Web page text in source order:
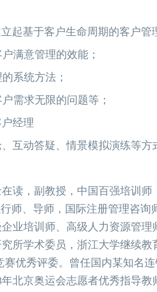
起基于客户生命周期的客户管
满意管理的效能；
系统方法；
需求无限的问题等；
经理
互动答疑、情景模拟演练等方
读，副教授，中国百强培训师
师、导师，国际注册管理咨询
业培训师、高级人力资源管理
所学术委员，浙江大学继续教
优秀评委。曾任国内某知名
北京奥运会志愿者优秀指导教